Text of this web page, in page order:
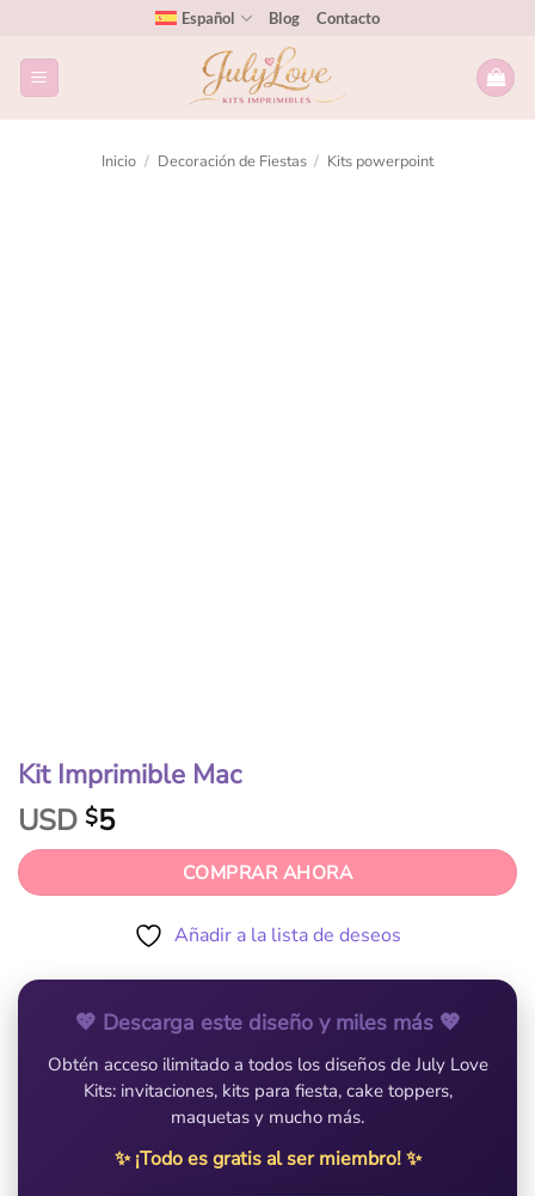
Español Blog Contacto
Inicio / Decoración de Fiestas / Kits powerpoint
Kit Imprimible Mac
USD $5
COMPRAR AHORA
Añadir a la lista de deseos
💖 Descarga este diseño y miles más 💖
Obtén acceso ilimitado a todos los diseños de July Love
Kits: invitaciones, kits para fiesta, cake toppers,
maquetas y mucho más.
✨ ¡Todo es gratis al ser miembro! ✨